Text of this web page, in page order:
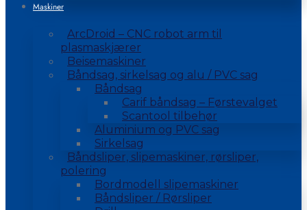
Maskiner
ArcDroid – CNC robot arm til
plasmaskjærer
Beisemaskiner
Båndsag, sirkelsag og alu / PVC sag
Båndsag
Carif båndsag – Førstevalget
Scantool tilbehør
Aluminium og PVC sag
Sirkelsag
Båndsliper, slipemaskiner, rørsliper,
polering
Bordmodell slipemaskiner
Båndsliper / Rørsliper